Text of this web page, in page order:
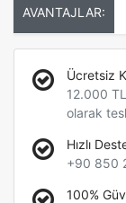
AVANTAJLAR:
Ücretsiz
12.000
olarak
Hızlı
+90 850
100%